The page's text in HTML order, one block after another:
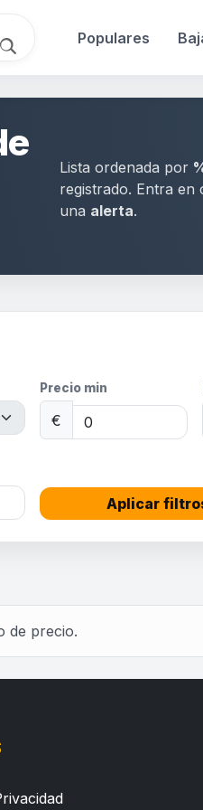
Populares
Lista ordenada por
registrado. Entra
una alerta.
Precio min
€
Aplicar
de precio.